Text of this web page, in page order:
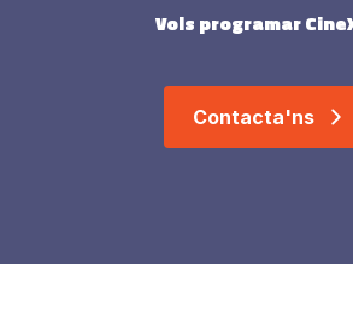
Vols programar
Contacta'ns